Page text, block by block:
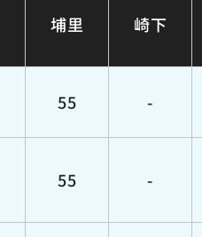
埔里 崎下
55 -
55 -